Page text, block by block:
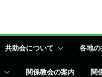
共助会について 各地
関係教会の案内 関